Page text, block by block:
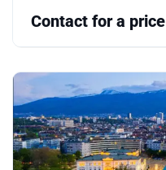
Contact for a price